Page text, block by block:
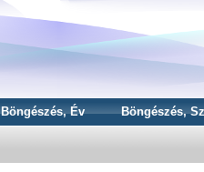
Böngészés, Év Böngészés,